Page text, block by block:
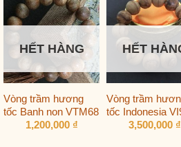
HẾT HÀNG
Vòng trầm hương
tốc Banh non VTM68
1,200,000 ₫
HẾT
Vòng trầm
tốc Indonesia
3,500,000 ₫